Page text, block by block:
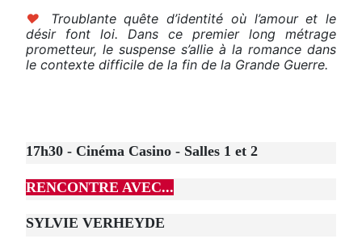
♥
Troublante quête d’identité où l’amour et le
désir font loi. Dans ce premier long métrage
prometteur, le suspense s’allie à la romance dans
le contexte difficile de la fin de la Grande Guerre.
17h30 - Cinéma Casino - Salles 1 et 2
RENCONTRE AVEC...
SYLVIE VERHEYDE